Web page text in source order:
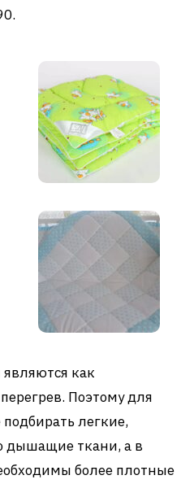
как
Поэтому для
легкие,
дышащие ткани, а в
более плотные